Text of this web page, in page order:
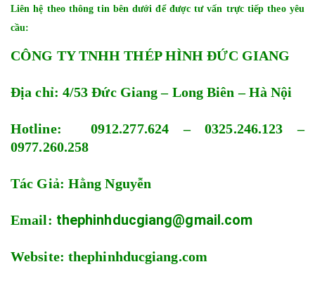
Liên hệ theo thông tin bên dưới để được tư vấn trực tiếp theo yêu
cầu:
CÔNG TY TNHH THÉP HÌNH ĐỨC GIANG
Địa chỉ: 4/53 Đức Giang – Long Biên – Hà Nội
Hotline: 0912.277.624 – 0325.246.123 –
0977.260.258
Tác Giả: Hằng Nguyễn
Email: thephinhducgiang@gmail.com
Website: thephinhducgiang.com